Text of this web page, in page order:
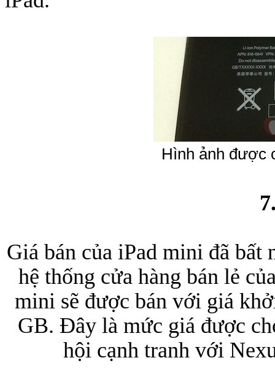
Hình ảnh được
Giá bán của iPad mini đã
hệ thống cửa hàng bán lẻ
mini sẽ được bán với giá
GB. Đây là mức giá được
hội cạnh tranh với